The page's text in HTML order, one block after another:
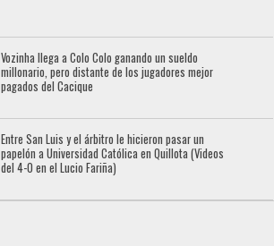
Vozinha llega a Colo Colo ganando un sueldo
millonario, pero distante de los jugadores mejor
pagados del Cacique
Entre San Luis y el árbitro le hicieron pasar un
papelón a Universidad Católica en Quillota (Videos
del 4-0 en el Lucio Fariña)